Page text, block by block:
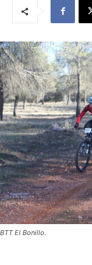
BTT El Bonillo.